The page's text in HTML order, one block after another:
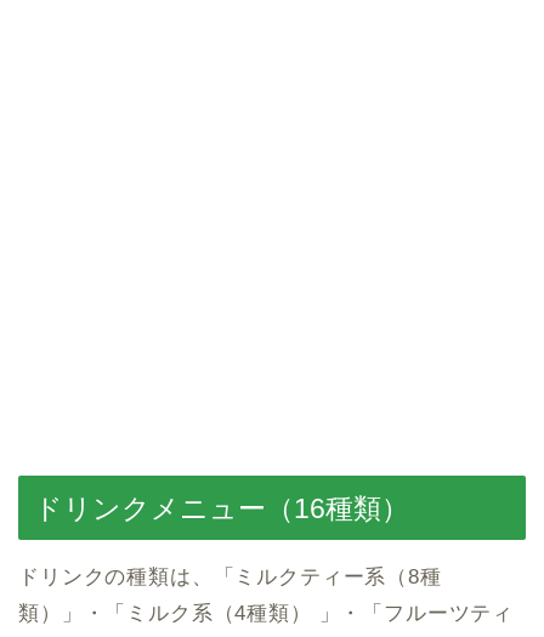
ドリンクメニュー（16種類）
ドリンクの種類は、「ミルクティー系（8種
類）」・「ミルク系（4種類） 」・「フルーツティ